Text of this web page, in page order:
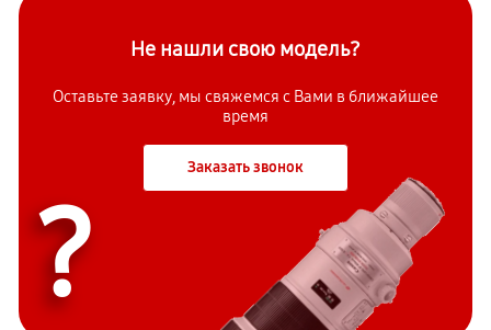
Не нашли свою модель?
Оставьте заявку, мы свяжемся с Вами в ближайшее
время
Заказать звонок
?